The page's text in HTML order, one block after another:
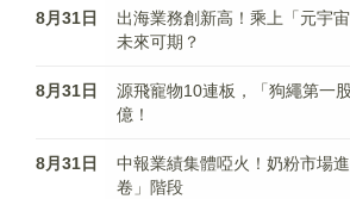
8月31日
出海業務創新高！乘上「元宇
未來可期？
8月31日
源飛寵物10連板，「狗繩第一
億！
8月31日
中報業績集體啞火！奶粉市場
卷」階段